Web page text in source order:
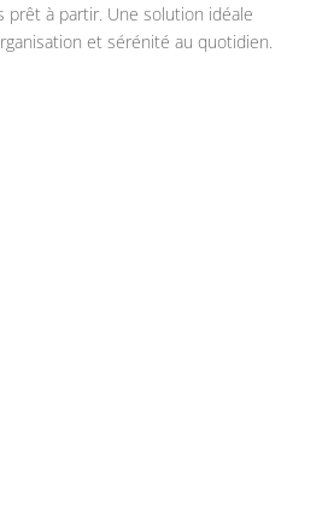
à partir. Une solution idéale
et sérénité au quotidien.